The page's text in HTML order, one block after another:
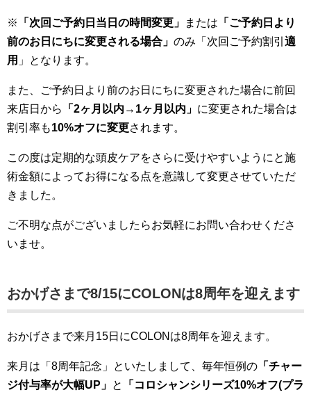
※ 「次回ご予約日当日の時間変更」 または 「ご予約日より
前のお日にちに変更される場合」 のみ「次回ご予約割引 適
用 」となります。
また、ご予約日より前のお日にちに変更された場合に前回
来店日から
「2ヶ月以内→1ヶ月以内」 に変更された場合は
割引率も10%オフに変更されます。
この度は定期的な頭皮ケアをさらに受けやすいようにと施
術金額によってお得になる点を意識して変更させていただ
きました。
ご不明な点がございましたらお気軽にお問い合わせくださ
いませ。
おかげさまで8/15にCOLONは8周年を迎えます
おかげさまで来月15日にCOLONは8周年を迎えます。
来月は「8周年記念」といたしまして、毎年恒例の 「チャー
ジ付与率が大幅UP」 と
「コロシャンシリーズ10%オフ(プラ